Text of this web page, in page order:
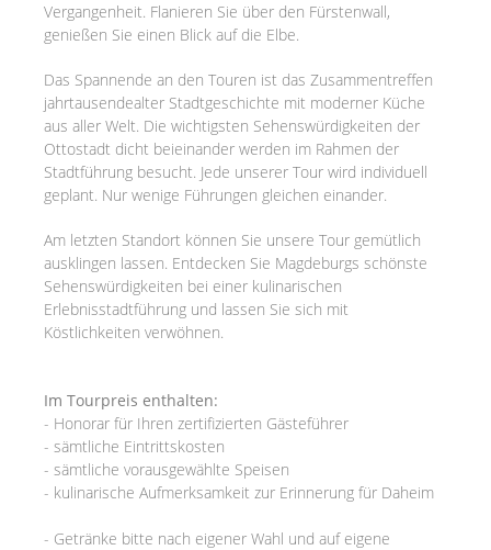
Vergangenheit. Flanieren Sie über den Fürstenwall,
genießen Sie einen Blick auf die Elbe.
Das Spannende an den Touren ist das Zusammentreffen
jahrtausendealter Stadtgeschichte mit moderner Küche
aus aller Welt. Die wichtigsten Sehenswürdigkeiten der
Ottostadt dicht beieinander werden im Rahmen der
Stadtführung besucht. Jede unserer Tour wird individuell
geplant. Nur wenige Führungen gleichen einander.
Am letzten Standort können Sie unsere Tour gemütlich
ausklingen lassen. Entdecken Sie Magdeburgs schönste
Sehenswürdigkeiten bei einer kulinarischen
Erlebnisstadtführung und lassen Sie sich mit
Köstlichkeiten verwöhnen.
Im Tourpreis enthalten:
- Honorar für Ihren zertifizierten Gästeführer
- sämtliche Eintrittskosten
- sämtliche vorausgewählte Speisen
- kulinarische Aufmerksamkeit zur Erinnerung für Daheim
- Getränke bitte nach eigener Wahl und auf eigene